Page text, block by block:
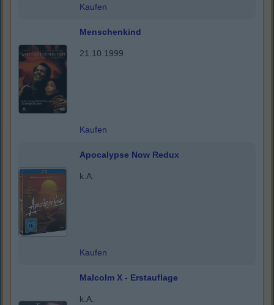
Kaufen
Menschenkind
21.10.1999
Kaufen
Apocalypse Now Redux
k.A.
Kaufen
Malcolm X - Erstauflage
k.A.